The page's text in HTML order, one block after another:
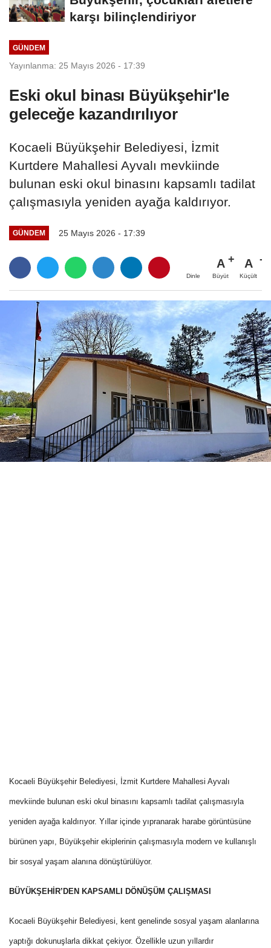
karşı bilinçlendiriyor
GÜNDEM
Yayınlanma: 25 Mayıs 2026 - 17:39
Eski okul binası Büyükşehir'le
geleceğe kazandırılıyor
Kocaeli Büyükşehir Belediyesi, İzmit
Kurtdere Mahallesi Ayvalı mevkiinde
bulunan eski okul binasını kapsamlı tadilat
çalışmasıyla yeniden ayağa kaldırıyor.
GÜNDEM 25 Mayıs 2026 - 17:39
Dinle
A
Büyüt
A
Küçült
Kocaeli Büyükşehir Belediyesi, İzmit Kurtdere Mahallesi Ayvalı
mevkiinde bulunan eski okul binasını kapsamlı tadilat çalışmasıyla
yeniden ayağa kaldırıyor. Yıllar içinde yıpranarak harabe görüntüsüne
bürünen yapı, Büyükşehir ekiplerinin çalışmasıyla modern ve kullanışlı
bir sosyal yaşam alanına dönüştürülüyor.
BÜYÜKŞEHİR’DEN KAPSAMLI DÖNÜŞÜM ÇALIŞMASI
Kocaeli Büyükşehir Belediyesi, kent genelinde sosyal yaşam alanlarına
yaptığı dokunuşlarla dikkat çekiyor. Özellikle uzun yıllardır